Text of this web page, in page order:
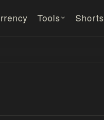
Tools Shorts